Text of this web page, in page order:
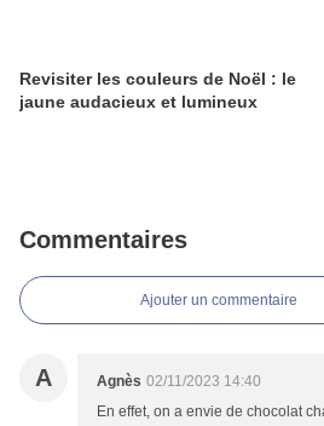
Revisiter les couleurs de Noël : le
jaune audacieux et lumineux
Commentaires
Ajouter un commentaire
A Agnès 02/11/2023 14:40
En effet, on a envie de chocolat